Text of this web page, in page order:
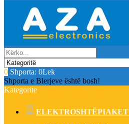
0 Shporta: 0Lek
Shporta e Blerjeve është bosh!
Kategorite